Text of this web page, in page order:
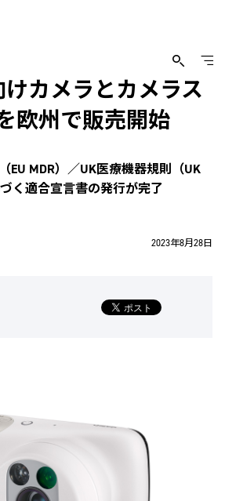
カメラとカメラス
欧州で販売開始
EU MDR）／UK医療機器規則（UK
く適合宣言書の発行が完了
2023年8月28日